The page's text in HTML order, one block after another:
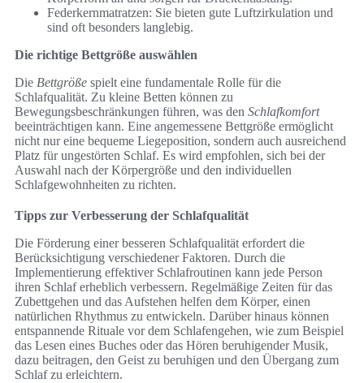
Federkernmatratzen: Sie bieten gute Luftzirkulation und
sind oft besonders langlebig.
Die richtige Bettgröße auswählen
Die Bettgröße spielt eine fundamentale Rolle für die
Schlafqualität. Zu kleine Betten können zu
Bewegungsbeschränkungen führen, was den Schlafkomfort
beeinträchtigen kann. Eine angemessene Bettgröße ermöglicht
nicht nur eine bequeme Liegeposition, sondern auch ausreichend
Platz für ungestörten Schlaf. Es wird empfohlen, sich bei der
Auswahl nach der Körpergröße und den individuellen
Schlafgewohnheiten zu richten.
Tipps zur Verbesserung der Schlafqualität
Die Förderung einer besseren Schlafqualität erfordert die
Berücksichtigung verschiedener Faktoren. Durch die
Implementierung effektiver Schlafroutinen kann jede Person
ihren Schlaf erheblich verbessern. Regelmäßige Zeiten für das
Zubettgehen und das Aufstehen helfen dem Körper, einen
natürlichen Rhythmus zu entwickeln. Darüber hinaus können
entspannende Rituale vor dem Schlafengehen, wie zum Beispiel
das Lesen eines Buches oder das Hören beruhigender Musik,
dazu beitragen, den Geist zu beruhigen und den Übergang zum
Schlaf zu erleichtern.